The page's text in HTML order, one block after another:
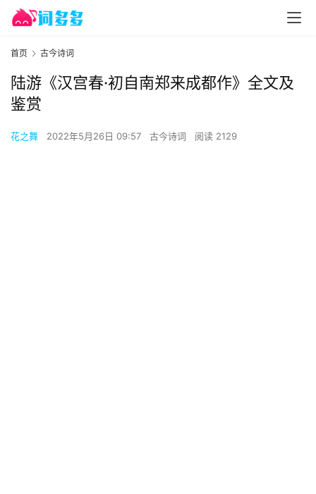
首页 古今诗词
陆游《汉宫春·初自南郑来成都作》全文及
鉴赏
花之舞 2022年5月26日 09:57 古今诗词 阅读 2129